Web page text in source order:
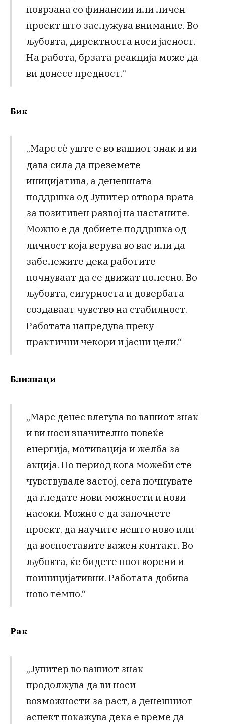
поврзана со финансии или личен
проект што заслужува внимание. Во
љубовта, директноста носи јасност.
На работа, брзата реакција може да
ви донесе предност.“
Бик
„Марс сè уште е во вашиот знак и ви
дава сила да преземете
иницијатива, а денешната
поддршка од Јупитер отвора врата
за позитивен развој на настаните.
Можно е да добиете поддршка од
личност која верува во вас или да
забележите дека работите
почнуваат да се движат полесно. Во
љубовта, сигурноста и довербата
создаваат чувство на стабилност.
Работата напредува преку
практични чекори и јасни цели.“
Близнаци
„Марс денес влегува во вашиот знак
и ви носи значително повеќе
енергија, мотивација и желба за
акција. По период кога можеби сте
чувствувале застој, сега почнувате
да гледате нови можности и нови
насоки. Можно е да започнете
проект, да научите нешто ново или
да воспоставите важен контакт. Во
љубовта, ќе бидете поотворени и
поиницијативни. Работата добива
ново темпо.“
Рак
„Јупитер во вашиот знак
продолжува да ви носи
возможности за раст, а денешниот
аспект покажува дека е време да